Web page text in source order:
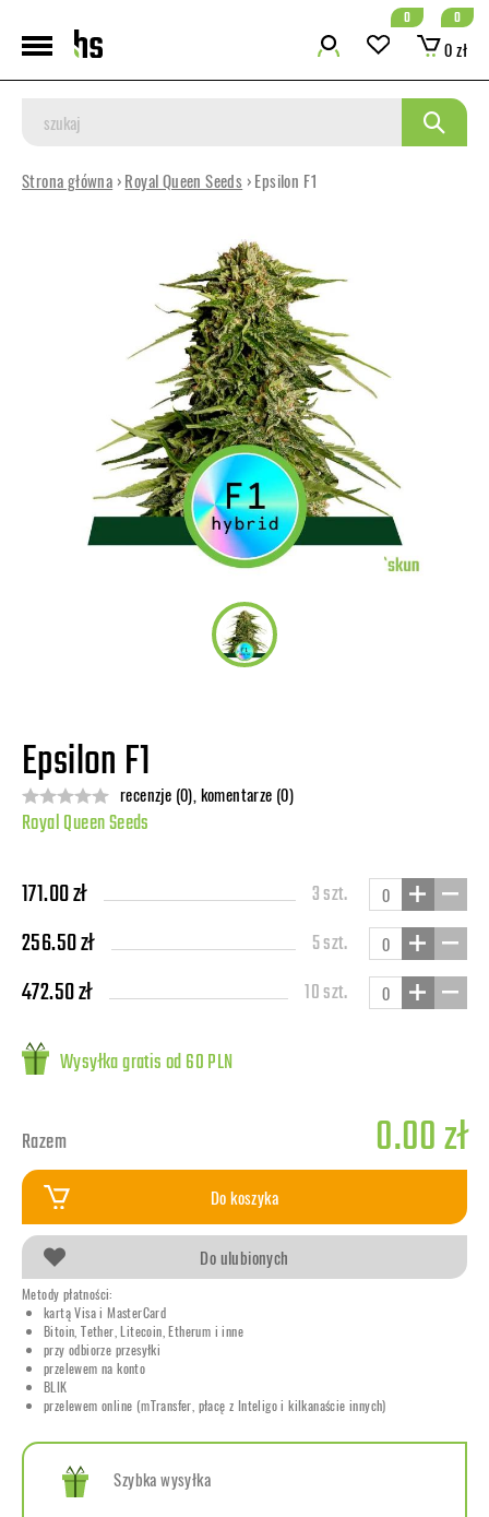
0
0 zł
0
Strona główna ›Royal Queen Seeds › Epsilon F1
Epsilon F1recenzje (0), komentarze (0)
Royal Queen Seeds
171.00 zł 3 szt.
256.50 zł 5 szt.
472.50 zł 10 szt.
Wysyłka gratis od 60 PLN
Razem 0.00 zł
Do koszyka
Do ulubionych
Metody płatności:
kartą Visa i MasterCard
Bitoin, Tether, Litecoin, Etherum i inne
przy odbiorze przesyłki
przelewem na konto
BLIK
przelewem online (mTransfer, płacę z Inteligo i kilkanaście innych)
Szybka wysyłka